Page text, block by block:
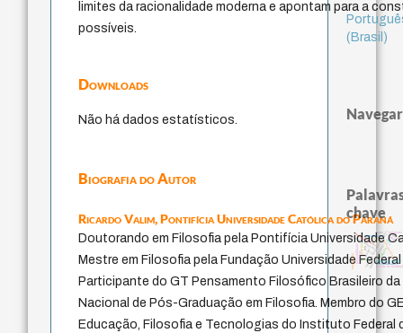
limites da racionalidade moderna e apontam para a
possíveis.
Downloads
Não há dados estatísticos.
Biografia do Autor
Ricardo Valim,Pontifícia Universidade Católica do Paraná
Doutorando em Filosofia pela Pontifícia Universidade
Mestre em Filosofia pela Fundação Universidade
Participante do GT Pensamento Filosófico Brasileiro
Nacional de Pós-Graduação em Filosofia. Membro do
Educação, Filosofia e Tecnologias do Instituto Federal
(Brasil)
Navegar
chave
immanuel kant
japanese education thoughts
gosto
juízo
sensus communis
formação education ideologyfukuzawa yukichi
redução
mulher
popper
modelos mentais
falseabilidade
carnap
constituição
totalização
nome
possibilidades
judaísmo
escola de frankfurt
ren
ética.
levinas
yi
li